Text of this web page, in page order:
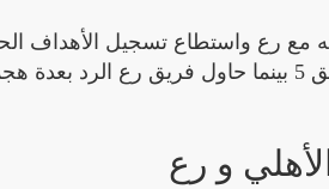
مع رع واستطاع تسجيل الأهداف
بفضل تألق لاعبيه الهجوميين. جاءت الأهداف التي أحرزها فريق الأهلي عن طريق 5 بينما حاول
و رع